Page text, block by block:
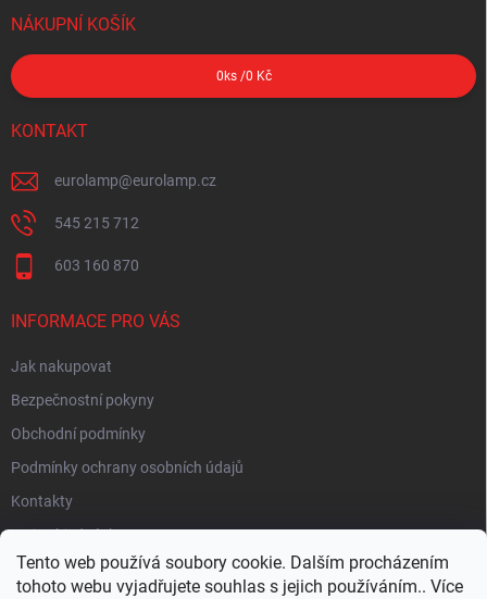
Tento web používá soubory cookie. Dalším procházením
tohoto webu vyjadřujete souhlas s jejich používáním.. Více
NÁKUPNÍ KOŠÍK
0 ks /0 Kč
KONTAKT
eurolamp@eurolamp.cz
545 215 712
603 160 870
INFORMACE PRO VÁS
Jak nakupovat
Bezpečnostní pokyny
Obchodní podmínky
Podmínky ochrany osobních údajů
Kontakty
Moje objednávka